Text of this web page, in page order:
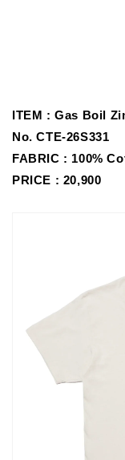
ITEM : Gas Boil
No. CTE-26S331
FABRIC : 100%
PRICE : 20,900